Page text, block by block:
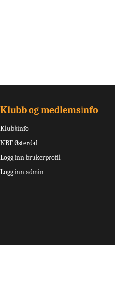
Klubb og medlemsinfo
Klubbinfo
NBF Østerdal
Logg inn brukerprofil
Logg inn admin